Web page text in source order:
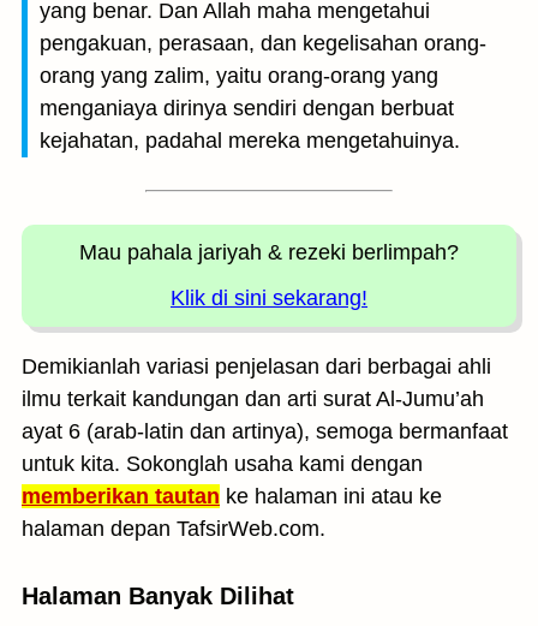
yang benar. Dan Allah maha mengetahui
pengakuan, perasaan, dan kegelisahan orang-
orang yang zalim, yaitu orang-orang yang
menganiaya dirinya sendiri dengan berbuat
kejahatan, padahal mereka mengetahuinya.
Mau pahala jariyah & rezeki berlimpah?
Klik di sini sekarang!
Demikianlah variasi penjelasan dari berbagai ahli
ilmu terkait kandungan dan arti surat Al-Jumu’ah
ayat 6 (arab-latin dan artinya), semoga bermanfaat
untuk kita. Sokonglah usaha kami dengan
memberikan tautan ke halaman ini atau ke
halaman depan TafsirWeb.com.
Halaman Banyak Dilihat